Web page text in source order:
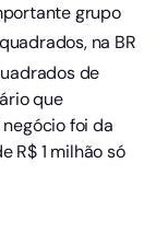
grupo
quadrados, na BR
de
que
foi da
R$ 1 milhão só